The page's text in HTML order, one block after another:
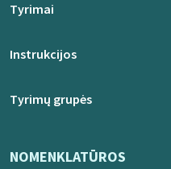
Tyrimai
Instrukcijos
Tyrimų grupės
NOMENKLATŪROS